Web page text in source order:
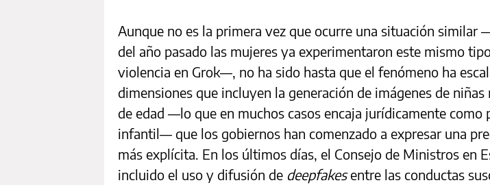
Aunque no es la primera vez que ocurre una situación similar
del año pasado las mujeres ya experimentaron este mismo
violencia en Grok—, no ha sido hasta que el fenómeno ha
dimensiones que incluyen la generación de imágenes de niñas
de edad —lo que en muchos casos encaja jurídicamente como
infantil— que los gobiernos han comenzado a expresar una
más explícita. En los últimos días, el Consejo de Ministros en
incluido el uso y difusión de deepfakesentre las conductas